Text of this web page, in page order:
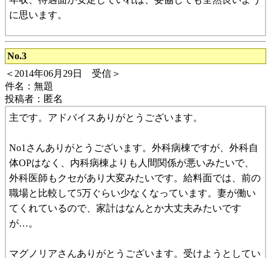
に思います。
No.3
＜2014年06月29日 受信＞
件名：無題
投稿者：匿名
主です。アドバイスありがとうございます。
No1さんありがとうございます。外科病棟ですが、外科自
体OPはなく、内科病棟よりも人間関係が悪いみたいで、
外科医師もクセがあり大変みたいです。給料面では、前の
職場と比較して5万ぐらい少なくなっています。妻が働い
てくれているので、家計はなんとか大丈夫みたいです
が…。
マグノリアさんありがとうございます。受けようとしてい